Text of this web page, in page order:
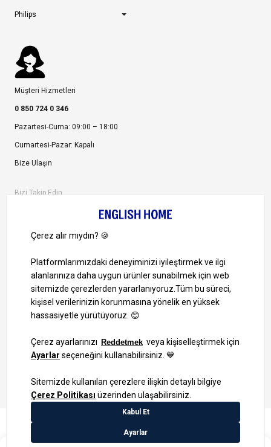
Philips
Müşteri Hizmetleri
0 850 724 0 346
Pazartesi-Cuma: 09:00 – 18:00
Cumartesi-Pazar: Kapalı
Bize Ulaşın
Bizi Takip Edin
1000 TL ve Üzeri Alışverişlerinizde Kargo Bedava!
Bilgi Toplum Hizmetleri
KVKK Veri İşleme Politikamız
Site Haritası